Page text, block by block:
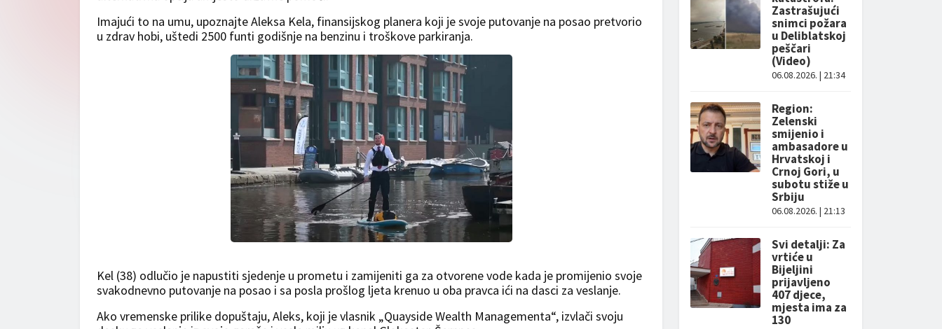
Imajući to na umu, upoznajte Aleksa Kela, finansijskog planera koji je svoje putovanje na posao pretvorio
u zdrav hobi, uštedi 2500 funti godišnje na benzinu i troškove parkiranja.
Kel (38) odlučio je napustiti sjedenje u prometu i zamijeniti ga za otvorene vode kada je promijenio svoje
svakodnevno putovanje na posao i sa posla prošlog ljeta krenuo u oba pravca ići na dasci za veslanje.
Ako vremenske prilike dopuštaju, Aleks, koji je vlasnik „Quayside Wealth Managementa“, izvlači svoju
Zastrašujući
snimci požara
u Deliblatskoj
peščari
(Video)
06.08.2026. | 21:34
Region:
Zelenski
smijenio i
ambasadore u
Hrvatskoj i
Crnoj Gori, u
subotu stiže u
Srbiju
06.08.2026. | 21:13
Svi detalji: Za
vrtiće u
Bijeljini
prijavljeno
407 djece,
mjesta ima za
130